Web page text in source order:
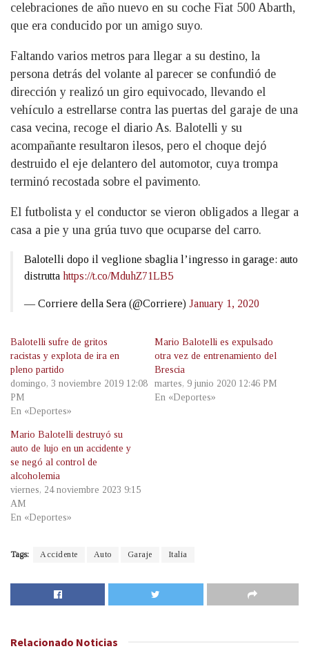
celebraciones de año nuevo en su coche Fiat 500 Abarth,
que era conducido por un amigo suyo.
Faltando varios metros para llegar a su destino, la
persona detrás del volante al parecer se confundió de
dirección y realizó un giro equivocado, llevando el
vehículo a estrellarse contra las puertas del garaje de una
casa vecina, recoge el diario As. Balotelli y su
acompañante resultaron ilesos, pero el choque dejó
destruido el eje delantero del automotor, cuya trompa
terminó recostada sobre el pavimento.
El futbolista y el conductor se vieron obligados a llegar a
casa a pie y una grúa tuvo que ocuparse del carro.
Balotelli dopo il veglione sbaglia l’ingresso in garage: auto
distrutta https://t.co/MduhZ71LB5
— Corriere della Sera (@Corriere) January 1, 2020
Balotelli sufre de gritos
racistas y explota de ira en
pleno partido
domingo, 3 noviembre 2019 12:08
PM
En «Deportes»
Mario Balotelli es expulsado
otra vez de entrenamiento del
Brescia
martes, 9 junio 2020 12:46 PM
En «Deportes»
Mario Balotelli destruyó su
auto de lujo en un accidente y
se negó al control de
alcoholemia
viernes, 24 noviembre 2023 9:15
AM
En «Deportes»
Tags: Accidente Auto Garaje Italia
Relacionado Noticias